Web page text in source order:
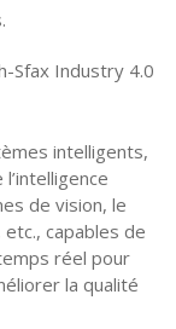
Sfax Industry 4.0
intelligents,
de vision, le
capables de
réel pour
la qualité